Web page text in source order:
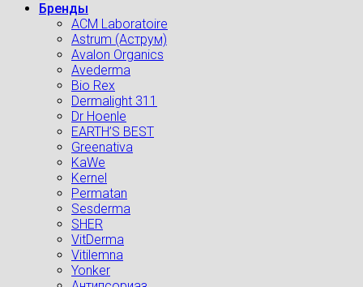
Бренды
ACM Laboratoire
Astrum (Аструм)
Avalon Organics
Avederma
Bio Rex
Dermalight 311
Dr Hoenle
EARTH’S BEST
Greenativa
KaWe
Kernel
Permatan
Sesderma
SHER
VitDerma
Vitilemna
Yonker